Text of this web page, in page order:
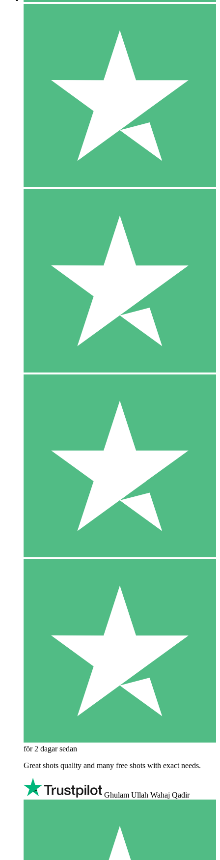
för 2 dagar sedan
Great shots quality and many free shots with exact needs.
Ghulam Ullah Wahaj Qadir